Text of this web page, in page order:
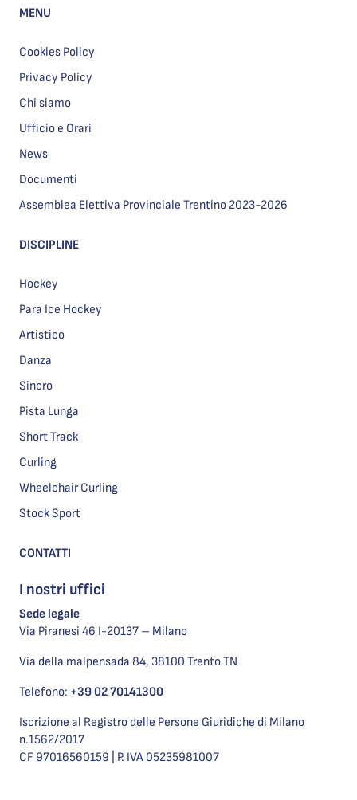
MENU
Cookies Policy
Privacy Policy
Chi siamo
Ufficio e Orari
News
Documenti
Assemblea Elettiva Provinciale Trentino 2023-2026
DISCIPLINE
Hockey
Para Ice Hockey
Artistico
Danza
Sincro
Pista Lunga
Short Track
Curling
Wheelchair Curling
Stock Sport
CONTATTI
I nostri uffici
Sede legale
Via Piranesi 46 I-20137 – Milano
Via della malpensada 84, 38100 Trento TN
Telefono: +39 02 70141300
Iscrizione al Registro delle Persone Giuridiche di Milano
n.1562/2017
CF 97016560159 | P. IVA 05235981007